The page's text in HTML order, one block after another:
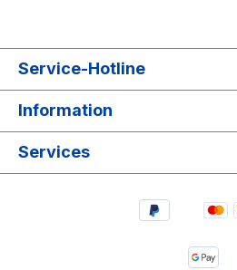
Service-Hotline
Information
Services